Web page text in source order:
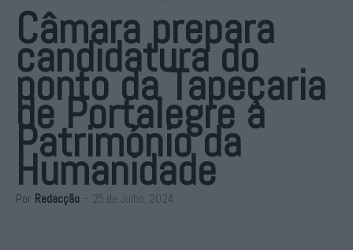
Câmara prepara
candidatura do
ponto da Tapeçaria
de Portalegre a
Património da
Humanidade
Por Redacção - 25 de Julho, 2024